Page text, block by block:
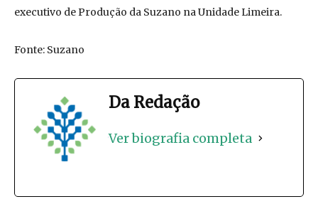
executivo de Produção da Suzano na Unidade Limeira.
Fonte: Suzano
Da Redação
Ver biografia completa